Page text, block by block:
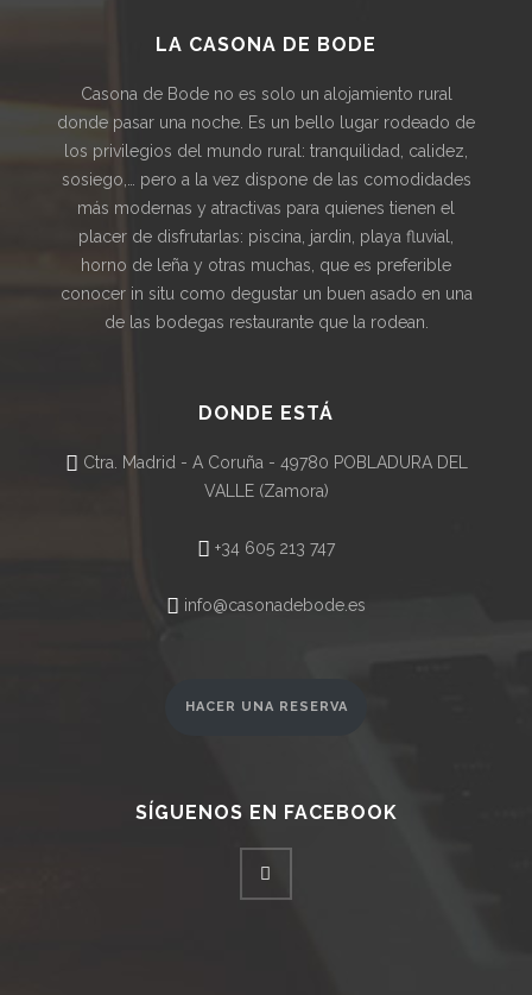
LA CASONA DE BODE
Casona de Bode no es solo un alojamiento rural
donde pasar una noche. Es un bello lugar rodeado de
los privilegios del mundo rural: tranquilidad, calidez,
sosiego,… pero a la vez dispone de las comodidades
más modernas y atractivas para quienes tienen el
placer de disfrutarlas: piscina, jardin, playa fluvial,
horno de leña y otras muchas, que es preferible
conocer in situ como degustar un buen asado en una
de las bodegas restaurante que la rodean.
DONDE ESTÁ
Ctra. Madrid - A Coruña - 49780 POBLADURA DEL
VALLE (Zamora)
+34 605 213 747
info@casonadebode.es
HACER UNA RESERVA
SÍGUENOS EN FACEBOOK